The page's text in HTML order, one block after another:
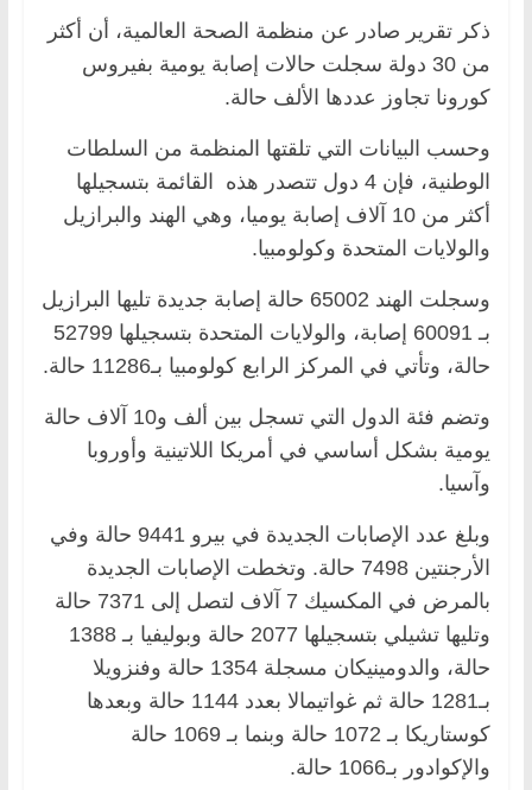
ذكر تقرير صادر عن منظمة الصحة العالمية، أن أكثر
من 30 دولة سجلت حالات إصابة يومية بفيروس
كورونا تجاوز عددها الألف حالة.
وحسب البيانات التي تلقتها المنظمة من السلطات
الوطنية، فإن 4 دول تتصدر هذه القائمة بتسجيلها
أكثر من 10 آلاف إصابة يوميا، وهي الهند والبرازيل
والولايات المتحدة وكولومبيا.
وسجلت الهند 65002 حالة إصابة جديدة تليها البرازيل
بـ 60091 إصابة، والولايات المتحدة بتسجيلها 52799
حالة، وتأتي في المركز الرابع كولومبيا بـ11286 حالة.
وتضم فئة الدول التي تسجل بين ألف و10 آلاف حالة
يومية بشكل أساسي في أمريكا اللاتينية وأوروبا
وآسيا.
وبلغ عدد الإصابات الجديدة في بيرو 9441 حالة وفي
الأرجنتين 7498 حالة. وتخطت الإصابات الجديدة
بالمرض في المكسيك 7 آلاف لتصل إلى 7371 حالة
وتليها تشيلي بتسجيلها 2077 حالة وبوليفيا بـ 1388
حالة، والدومينيكان مسجلة 1354 حالة وفنزويلا
بـ1281 حالة ثم غواتيمالا بعدد 1144 حالة وبعدها
كوستاريكا بـ 1072 حالة وبنما بـ 1069 حالة
والإكوادور بـ1066 حالة.